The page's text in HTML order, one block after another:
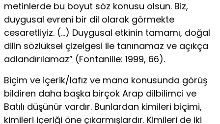
metinlerde bu boyut söz konusu olsun. Biz,
duygusal evreni bir dil olarak görmekte
cesaretliyiz. (…) Duygusal etkinin ta­mamı, doğal
dilin sözlüksel çizelgesi ile tanınamaz ve açıkça
adlandırılamaz” (Fontanille: 1999, 66).
Biçim ve içerik/lafız ve mana konusunda görüş
bildiren da­ha başka birçok Arap dilbilimci ve
Batılı düşünür vardır. Bun­lardan kimileri biçimi,
kimileri içeriği öne çıkarmışlardır. Ki­mileri de iki